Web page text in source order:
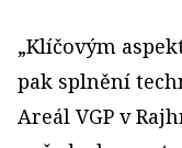
„Klíčovým
pak splnění
Areál VGP v